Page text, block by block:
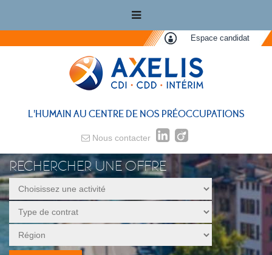
Espace candidat
L'HUMAIN AU CENTRE DE NOS PRÉOCCUPATIONS
Nous contacter
RECHERCHER UNE OFFRE